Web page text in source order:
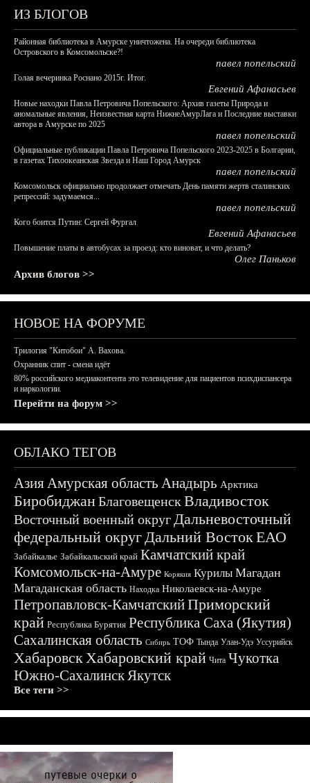
ИЗ БЛОГОВ
Районная библиотека в Амурске уничтожена. На очереди библиотека
Островского в Комсомольске?!
павел попельский
Голая вечеринка Роснано 2015г. Итог.
Евгений Афанасьев
Новые находки Павла Петровича Попельского: Архив газеты Природа и
аномальные явления, Неизвестная карта НижнеАмурЛага и Последние выставки
автора в Амурске по 2025
павел попельский
Официальные публикации Павла Петровича Попельского 2023-2025 в Болгарии,
в газетах Тихоокеанская Звезда и Наш Город Амурск
павел попельский
Комсомольск официально продолжает отмечать День памяти жертв сталинских
репрессий: задумаемся...
павел попельский
Кого боится Путин: Сергей Фургал
Евгений Афанасьев
Повышение платы в автобусах за проезд: кто виноват, и что делать?
Олег Паньков
Архив блогов >>
НОВОЕ НА ФОРУМЕ
Трилогия "Китобои" А. Вахова.
Охранник спит - смена идёт
80% российского медиаконтента это телевидение для пациентов психдиспансера
и наркологии.
Перейти на форум >>
ОБЛАКО ТЕГОВ
АзияАмурская область Анадырь Арктика
БиробиджанБлаговещенскВладивосток
Восточный военный округДальневосточный
федеральный округДальний ВостокЕАО
Забайкалье Забайкальский край Камчатский край
Комсомольск-на-Амуре Корякия Курилы Магадан
Магаданская область Находка Николаевск-на-Амуре
Петропавловск-КамчатскийПриморский
край Республика Бурятия Республика Саха (Якутия)
Сахалинская область Сибирь ТОФ Тында Улан-Удэ Уссурийск
ХабаровскХабаровский край Чита Чукотка
Южно-СахалинскЯкутск
Все теги >>